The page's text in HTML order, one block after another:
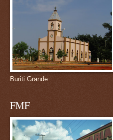
Buriti Grande
FMF